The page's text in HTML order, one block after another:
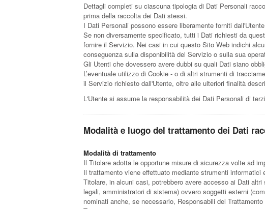
Dettagli completi su ciascuna tipologia di Dati Personali
prima della raccolta dei Dati stessi.
I Dati Personali possono essere liberamente forniti
Se non diversamente specificato, tutti i Dati richiesti da
fornire il Servizio. Nei casi in cui questo Sito Web indichi
conseguenza sulla disponibilità del Servizio o sulla sua
Gli Utenti che dovessero avere dubbi su quali Dati siano
L’eventuale utilizzo di Cookie - o di altri strumenti di
il Servizio richiesto dall'Utente, oltre alle ulteriori finalità
L'Utente si assume la responsabilità dei Dati Personali di
Modalità e luogo del trattamento dei Dati
Modalità di trattamento
Il Titolare adotta le opportune misure di sicurezza volte ad
Il trattamento viene effettuato mediante strumenti
Titolare, in alcuni casi, potrebbero avere accesso ai Dati
legali, amministratori di sistema) ovvero soggetti esterni
nominati anche, se necessario, Responsabili del